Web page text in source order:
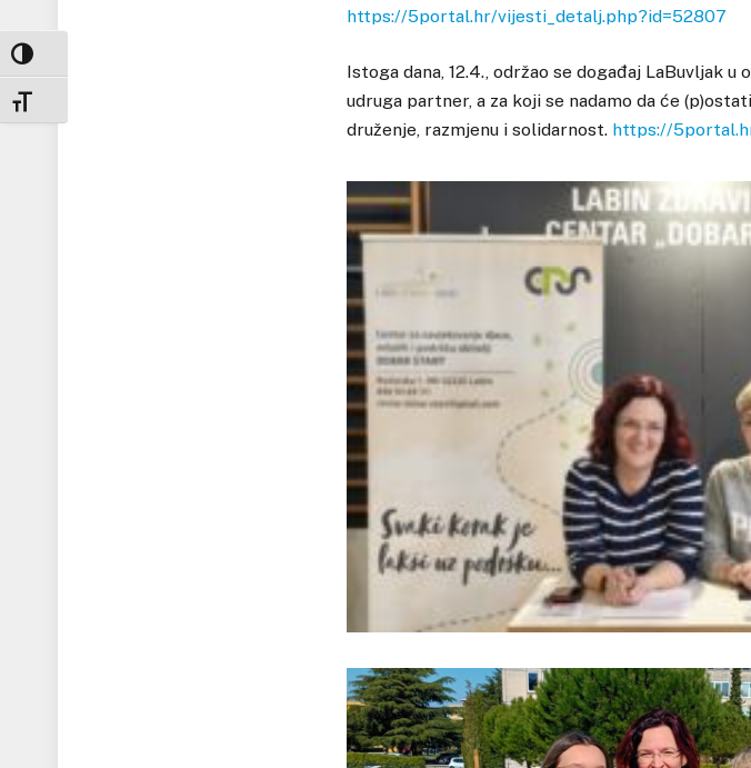
UKLJUČI / ISKLJUČI VISOKI KONTRAST
UKLJUČI / ISKLJUČI VELIČINU FONTA
https://5portal.hr/vijesti_detalj.php?id=52807
Istoga dana, 12.4., održao se događaj LaBuvljak u
udruga partner, a za koji se nadamo da će
druženje, razmjenu i solidarnost. https://